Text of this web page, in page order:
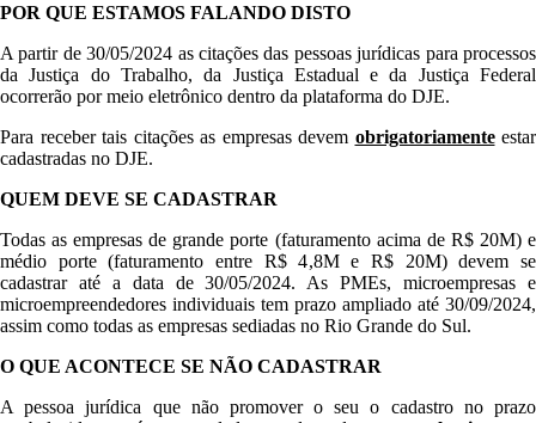
POR QUE ESTAMOS FALANDO DISTO
A partir de 30/05/2024 as citações das pessoas jurídicas para processos
da Justiça do Trabalho, da Justiça Estadual e da Justiça Federal
ocorrerão por meio eletrônico dentro da plataforma do DJE.
Para receber tais citações as empresas devem obrigatoriamenteestar
cadastradas no DJE.
QUEM DEVE SE CADASTRAR
Todas as empresas de grande porte (faturamento acima de R$ 20M) e
médio porte (faturamento entre R$ 4,8M e R$ 20M) devem se
cadastrar até a data de 30/05/2024. As PMEs, microempresas e
microempreendedores individuais tem prazo ampliado até 30/09/2024,
assim como todas as empresas sediadas no Rio Grande do Sul.
O QUE ACONTECE SE NÃO CADASTRAR
A pessoa jurídica que não promover o seu o cadastro no prazo